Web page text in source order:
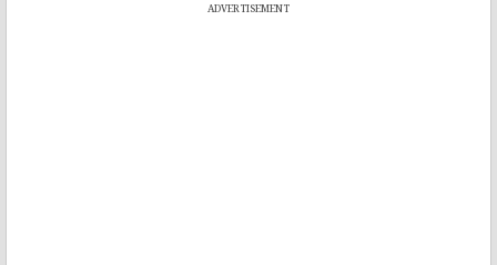
ADVERTISEMENT